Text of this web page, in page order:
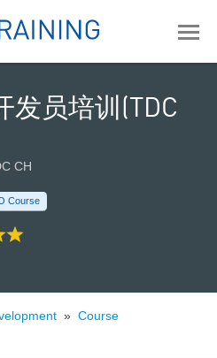
发员培训(TDC
CH
Course
» Course